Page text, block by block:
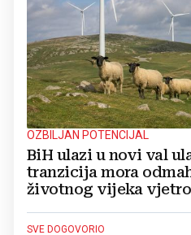
OZBILJAN POTENCIJAL
BiH ulazi u novi val
tranzicija mora
životnog vijeka
SVE DOGOVORIO